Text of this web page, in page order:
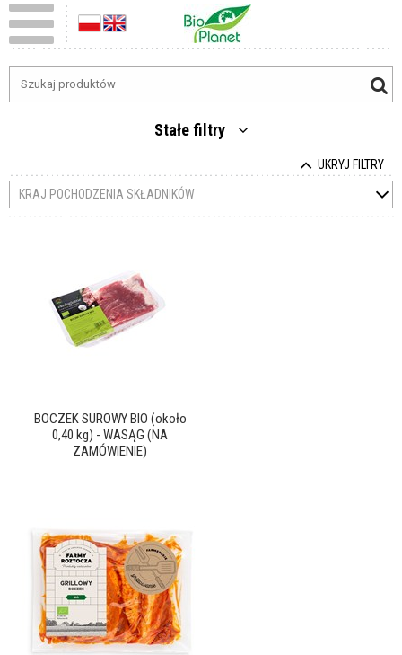
Stałe filtry
UKRYJ FILTRY
KRAJ POCHODZENIA SKŁADNIKÓW
BOCZEK SUROWY BIO (około
0,40 kg) - WASĄG (NA
ZAMÓWIENIE)